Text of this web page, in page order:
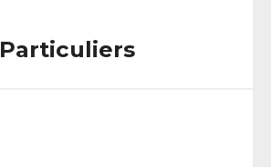
Particuliers